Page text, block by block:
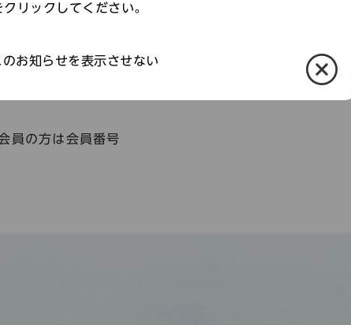
670－0012 姫路市本町６８番地 兵庫県立歴史博物
の方は会員番号
リックしてください。
お知らせを表示させない